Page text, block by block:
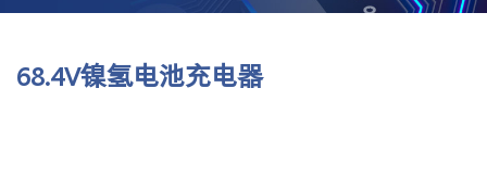
68.4V镍氢电池充电器